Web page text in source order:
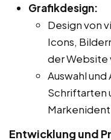
Grafikdesign:
Design von
Icons,
der
Auswahl und
Schriftarten
Entwicklung und